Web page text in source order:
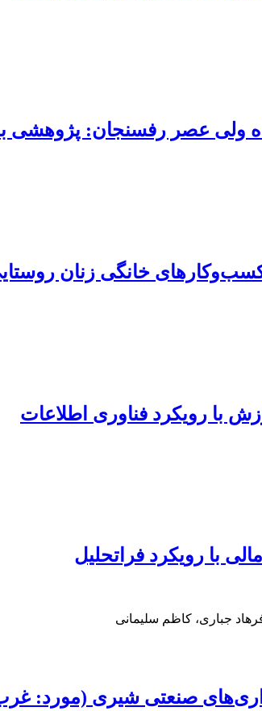
ولی عصر رفسنجان: پژوهشی
خانگی زنان
با رویکرد فناوری اطلاعات
با رویکرد فراتحلیل
جباری، کاظم سلیمانی
صنعتی شیری (مورد: